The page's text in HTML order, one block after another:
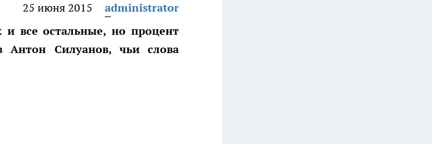
25 июня 2015
administrator
все остальные, но процент
Антон Силуанов, чьи слова